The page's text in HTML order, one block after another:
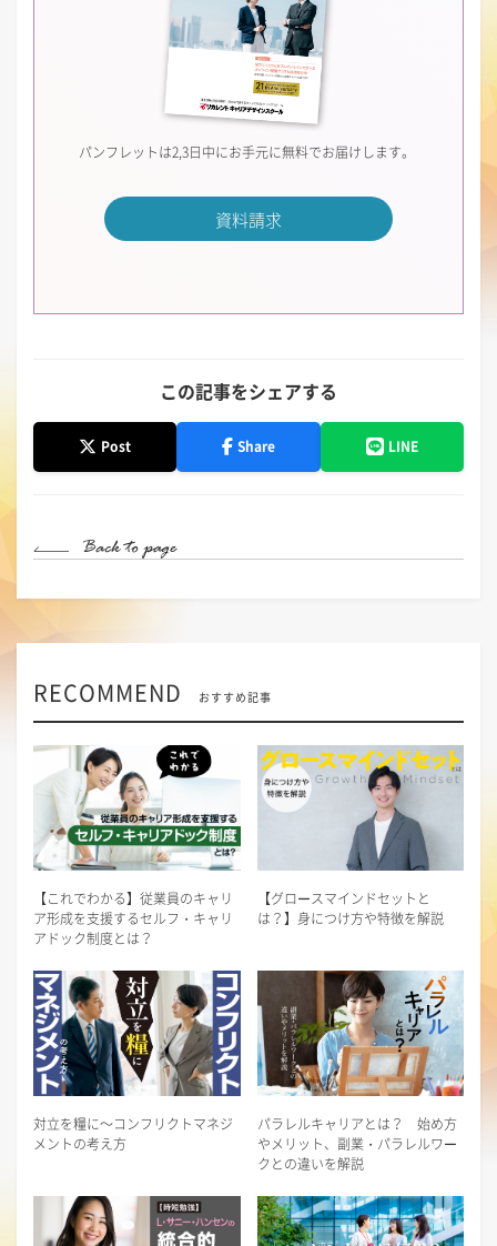
パンフレットは2,3日中にお手元に無料でお届けします。
資料請求
この記事をシェアする
Post Share LINE
RECOMMEND おすすめ記事
【これでわかる】従業員のキャリ
ア形成を支援するセルフ・キャリ
アドック制度とは？
【グロースマインドセットと
は？】身につけ方や特徴を解説
対立を糧に～コンフリクトマネジ
メントの考え方
パラレルキャリアとは？ 始め方
やメリット、副業・パラレルワー
クとの違いを解説